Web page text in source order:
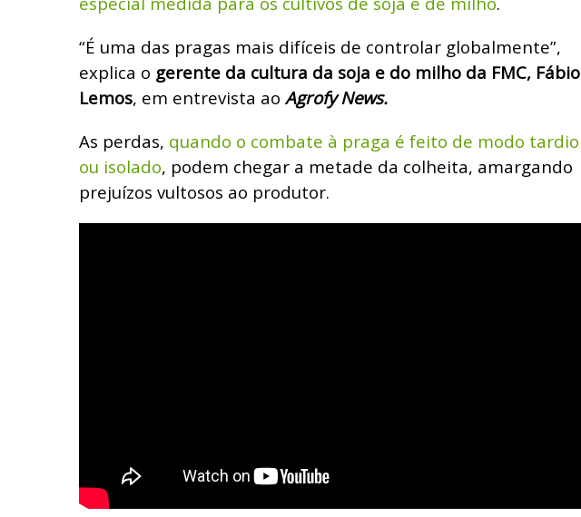
“É uma das pragas mais difíceis de controlar globalmente”,
explica o gerente da cultura da soja e do milho da FMC, Fábio
Lemos, em entrevista ao Agrofy News.
As perdas, quando o combate à praga é feito de modo tardio
ou isolado, podem chegar a metade da colheita, amargando
prejuízos vultosos ao produtor.